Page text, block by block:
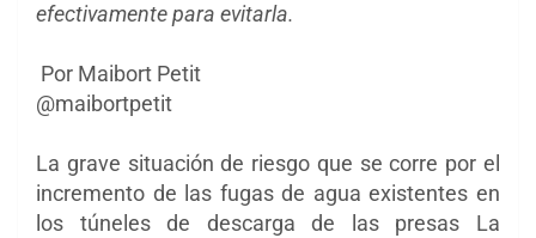
efectivamente para evitarla.
Por Maibort Petit
@maibortpetit
La grave situación de riesgo que se corre por el
incremento de las fugas de agua existentes en
los túneles de descarga de las presas La